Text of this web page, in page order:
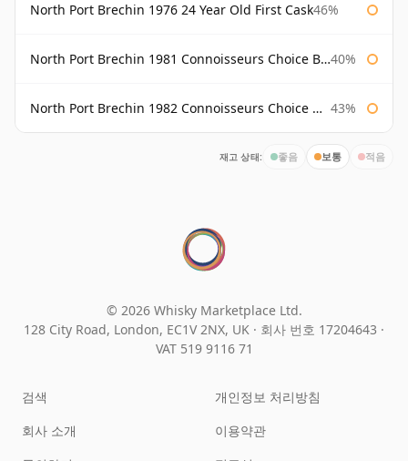
North Port Brechin 1976 24 Year Old First Cask46%
North Port Brechin 1981 Connoisseurs Choice Bottled 1998 Gordon & Macphail 40%
North Port Brechin 1982 Connoisseurs Choice Gordon & Macphail 43%
재고 상태: 좋음 보통 적음
© 2026 Whisky Marketplace Ltd.
128 City Road, London, EC1V 2NX, UK · 회사 번호 17204643 ·
VAT 519 9116 71
검색
회사 소개
개인정보 처리방침
이용약관